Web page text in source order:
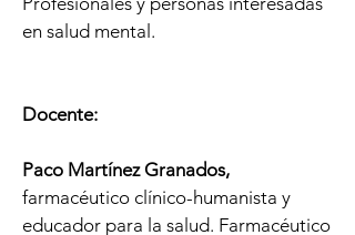
en salud mental.
Docente:
Paco Martínez Granados,
farmacéutico clínico-humanista y
educador para la salud. Farmacéutico